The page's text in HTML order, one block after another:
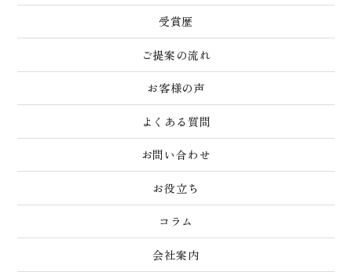
受賞歴
ご提案の流れ
お客様の声
よくある質問
お問い合わせ
お役立ち
コラム
会社案内